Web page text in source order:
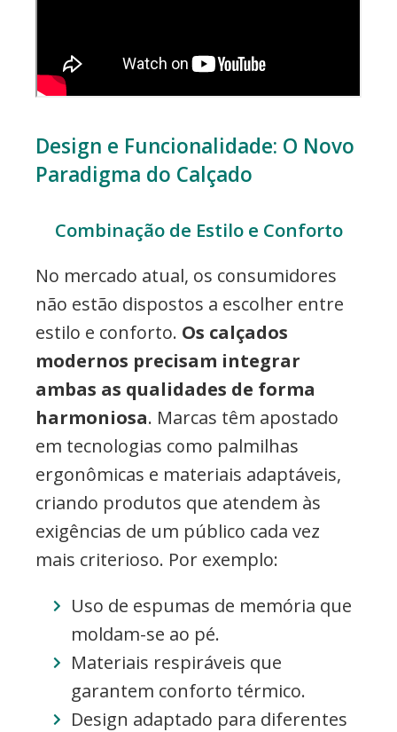
Design e Funcionalidade: O Novo
Paradigma do Calçado
Combinação de Estilo e Conforto
No mercado atual, os consumidores
não estão dispostos a escolher entre
estilo e conforto. Os calçados
modernos precisam integrar
ambas as qualidades de forma
harmoniosa. Marcas têm apostado
em tecnologias como palmilhas
ergonômicas e materiais adaptáveis,
criando produtos que atendem às
exigências de um público cada vez
mais criterioso. Por exemplo:
Uso de espumas de memória que
moldam-se ao pé.
Materiais respiráveis que
garantem conforto térmico.
Design adaptado para diferentes